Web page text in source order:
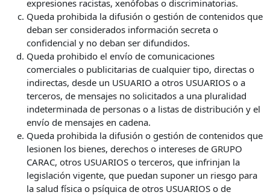
expresiones racistas, xenófobas o discriminatorias.
Queda prohibida la difusión o gestión de contenidos que
deban ser considerados información secreta o
confidencial y no deban ser difundidos.
Queda prohibido el envío de comunicaciones
comerciales o publicitarias de cualquier tipo, directas o
indirectas, desde un USUARIO a otros USUARIOS o a
terceros, de mensajes no solicitados a una pluralidad
indeterminada de personas o a listas de distribución y el
envío de mensajes en cadena.
Queda prohibida la difusión o gestión de contenidos que
lesionen los bienes, derechos o intereses de GRUPO
CARAC, otros USUARIOS o terceros, que infrinjan la
legislación vigente, que puedan suponer un riesgo para
la salud física o psíquica de otros USUARIOS o de